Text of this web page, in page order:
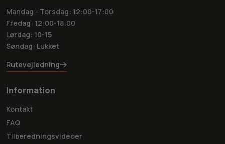
Mandag - Torsdag: 12:00-17:00
Fredag: 12:00-18:00
Lørdag: 10-15
Søndag: Lukket
Rutevejledning
Information
Kontakt
FAQ
Tilberedningsvideoer